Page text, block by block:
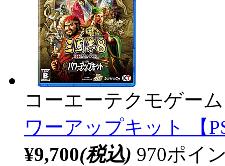
コーエーテクモゲー
ワーアップキット 【
¥9,700(税込) 970ポイ